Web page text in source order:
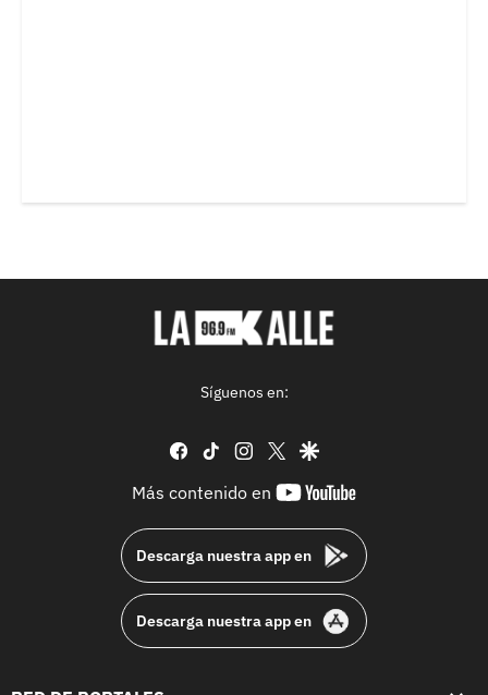
Síguenos en:
facebook
tiktok instagram
twittergoogle
Más contenido en
youtube-
Descarga nuestra app en
Descarga nuestra app en